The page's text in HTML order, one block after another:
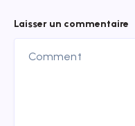
Laisser un commentaire